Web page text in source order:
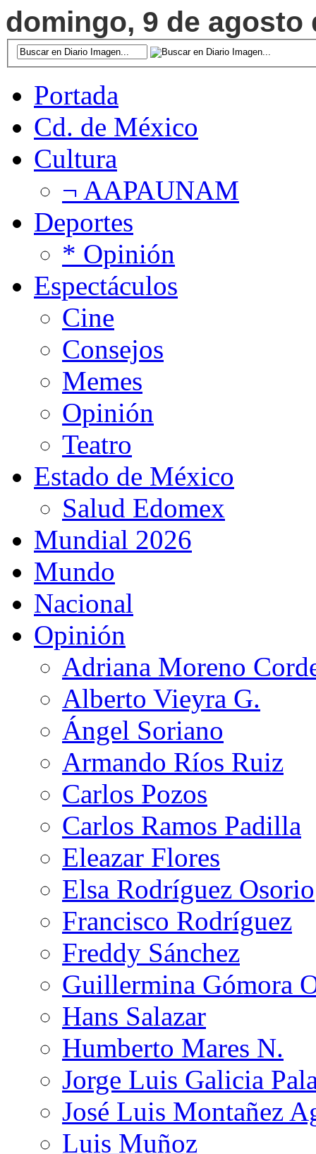
domingo, 9 de agosto
Portada
Cd. de México
Cultura
¬ AAPAUNAM
Deportes
* Opinión
Espectáculos
Cine
Consejos
Memes
Opinión
Teatro
Estado de México
Salud Edomex
Mundial 2026
Mundo
Nacional
Opinión
Adriana Moreno
Alberto Vieyra G.
Ángel Soriano
Armando Ríos Ruiz
Carlos Pozos
Carlos Ramos Padilla
Eleazar Flores
Elsa Rodríguez Osorio
Francisco Rodríguez
Freddy Sánchez
Guillermina Gómora
Hans Salazar
Humberto Mares N.
Jorge Luis Galicia
José Luis Montañez
Luis Muñoz